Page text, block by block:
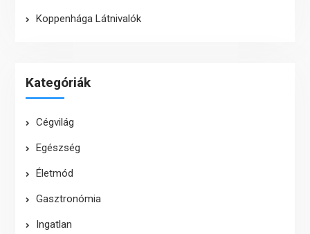
Koppenhága Látnivalók
Kategóriák
Cégvilág
Egészség
Életmód
Gasztronómia
Ingatlan